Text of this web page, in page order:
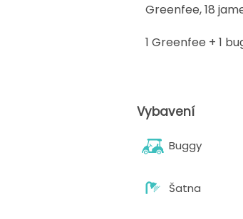
Greenfee,18
1 Greenfee + 1
Vybavení
Buggy
Šatna